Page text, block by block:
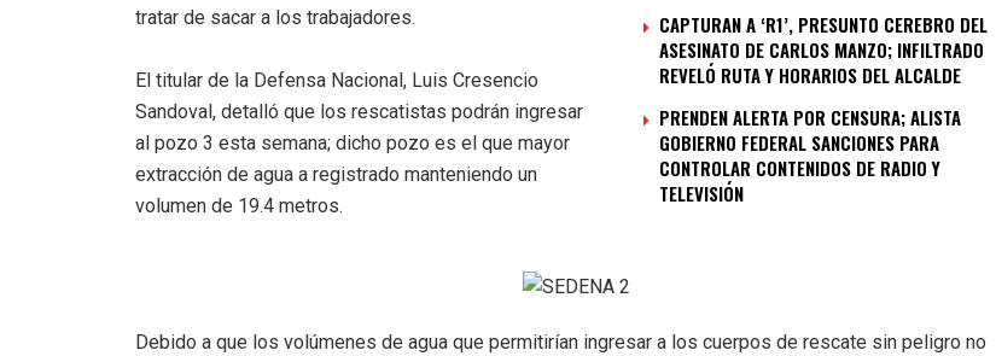
CAPTURAN A ‘R1’, PRESUNTO CEREBRO DEL
ASESINATO DE CARLOS MANZO; INFILTRADO
REVELÓ RUTA Y HORARIOS DEL ALCALDE
PRENDEN ALERTA POR CENSURA; ALISTA
GOBIERNO FEDERAL SANCIONES PARA
CONTROLAR CONTENIDOS DE RADIO Y
TELEVISIÓN
tratar de sacar a los trabajadores.
El titular de la Defensa Nacional, Luis Cresencio
Sandoval, detalló que los rescatistas podrán ingresar
al pozo 3 esta semana; dicho pozo es el que mayor
extracción de agua a registrado manteniendo un
volumen de 19.4 metros.
Debido a que los volúmenes de agua que permitirían ingresar a los cuerpos de rescate sin peligro no